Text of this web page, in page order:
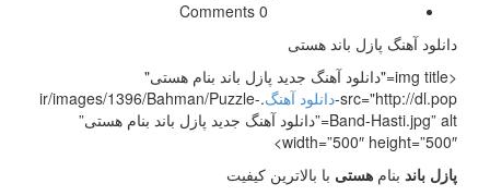
0 Comments
دانلود آهنگ پازل باند هستی
<img title="دانلود آهنگ جدید پازل باند بنام هستی"
src="http://dl.pop- دانلود آهنگ .ir/images/1396/Bahman/Puzzle-
Band-Hasti.jpg” alt=”دانلود آهنگ جدید پازل باند بنام هستی”
width=”500″ height=”500″>
پازل باند بنام هستی با بالاترین کیفیت